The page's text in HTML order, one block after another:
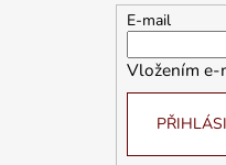
E-mail
Vložením e-